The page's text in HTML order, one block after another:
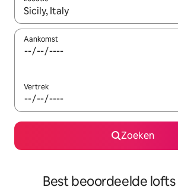
Wanneer er resultaten beschikbaar
Aankomst
Vertrek
Zoeken
Best beoordeelde lofts